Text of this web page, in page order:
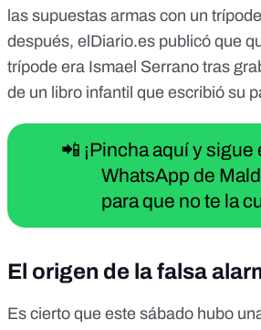
las supuestas armas con un
después, elDiario.es publicó que
trípode era Ismael Serrano tras
de un libro infantil que escribió su
📲 ¡Pincha aquí y sigue
WhatsApp de
para que no te la
El origen de la falsa
Es cierto que este sábado hubo